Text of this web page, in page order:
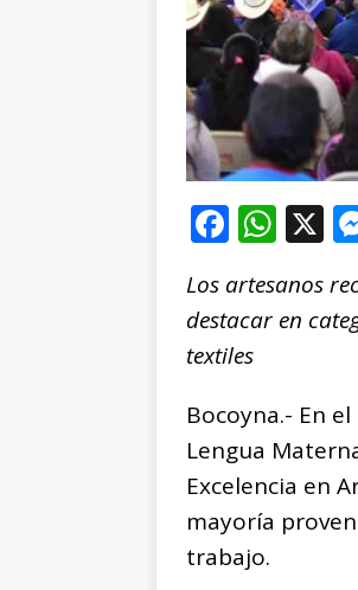
F
c
e
b
o
o
k
W
at
s
p
p
X
Los artesanos
destacar en
textiles
Bocoyna.- En
Lengua
Excelencia en
mayoría
trabajo.